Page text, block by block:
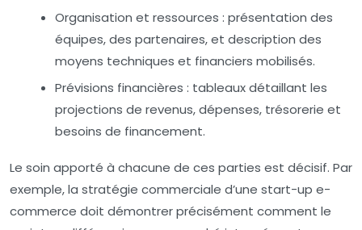
Organisation et ressources : présentation des
équipes, des partenaires, et description des
moyens techniques et financiers mobilisés.
Prévisions financières : tableaux détaillant les
projections de revenus, dépenses, trésorerie et
besoins de financement.
Le soin apporté à chacune de ces parties est décisif. Par
exemple, la stratégie commerciale d’une start-up e-
commerce doit démontrer précisément comment le